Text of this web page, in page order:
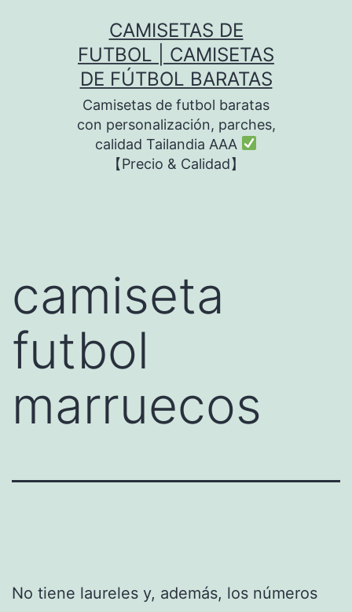
CAMISETAS DE
FUTBOL | CAMISETAS
DE FÚTBOL BARATAS
Camisetas de futbol baratas
con personalización, parches,
calidad Tailandia AAA
【Precio & Calidad】
camiseta
futbol
marruecos
No tiene laureles y, además, los números